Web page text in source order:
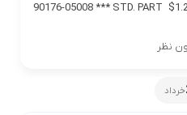
90176-05008 *** STD. PART
نظر
خرداد